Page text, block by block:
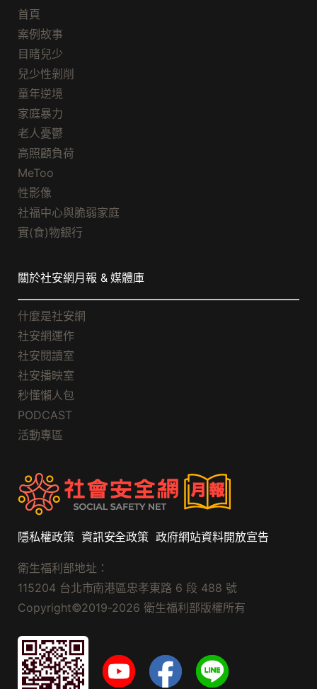
隱私權政策 資訊安全政策 政府網站資料開放宣告
衛生福利部地址：
115204 台北市南港區忠孝東路 6 段 488 號
Copyright©2019-2026 衛生福利部版權所有
首頁
案例故事
目睹兒少
兒少性剝削
童年逆境
家庭暴力
老人憂鬱
高照顧負荷
MeToo
性影像
社福中心與脆弱家庭
實(食)物銀行
關於社安網月報 & 媒體庫
什麼是社安網
社安網運作
社安閱讀室
社安播映室
秒懂懶人包
PODCAST
活動專區